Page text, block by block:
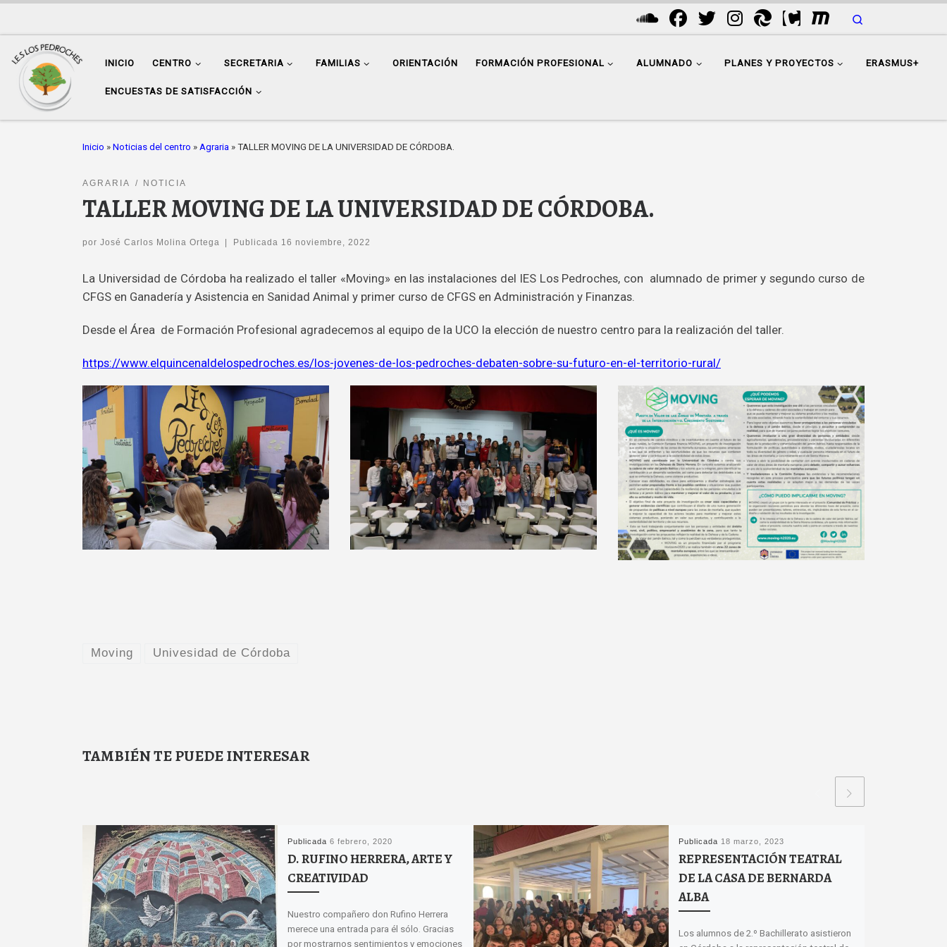
INICIO CENTRO SECRETARIA FAMILIAS ORIENTACIÓN FORMACIÓN PROFESIONAL ALUMNADO PLANES Y PROYECTOS ERASMUS+
ENCUESTAS DE SATISFACCIÓN
Inicio » Noticias del centro » Agraria » TALLER MOVING DE LA UNIVERSIDAD DE CÓRDOBA.
AGRARIA NOTICIA
TALLER MOVING DE LA UNIVERSIDAD DE CÓRDOBA.
por José Carlos Molina Ortega | Publicada 16 noviembre, 2022
La Universidad de Córdoba ha realizado el taller «Moving» en las instalaciones del IES Los Pedroches, con alumnado de primer y segundo curso de
CFGS en Ganadería y Asistencia en Sanidad Animal y primer curso de CFGS en Administración y Finanzas.
Desde el Área de Formación Profesional agradecemos al equipo de la UCO la elección de nuestro centro para la realización del taller.
https://www.elquincenaldelospedroches.es/los-jovenes-de-los-pedroches-debaten-sobre-su-futuro-en-el-territorio-rural/
Moving Univesidad de Córdoba
TAMBIÉN TE PUEDE INTERESAR
Publicada 6 febrero, 2020
D. RUFINO HERRERA, ARTE Y
CREATIVIDAD
Nuestro compañero don Rufino Herrera
merece una entrada para él sólo. Gracias
por mostrarnos sentimientos y emociones
Publicada 18 marzo, 2023
REPRESENTACIÓN TEATRAL
DE LA CASA DE BERNARDA
ALBA
Los alumnos de 2.º Bachillerato asistieron